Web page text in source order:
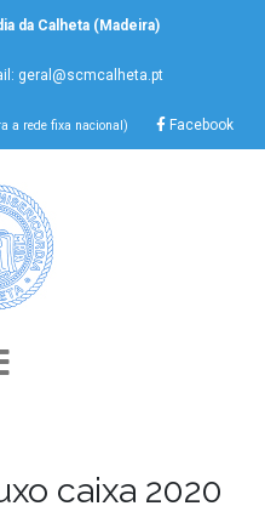
da Calheta (Madeira)
geral@scmcalheta.pt
a rede fixa nacional) Facebook
caixa 2020